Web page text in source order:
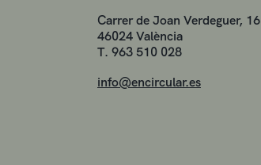
Carrer de Joan Verdeguer, 16
46024 València
T. 963 510 028
info@encircular.es